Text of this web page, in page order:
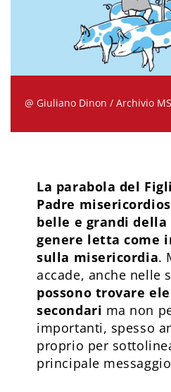
@ Giuliano Dinon / Archivio
La parabola del
Padre
belle e grandi della
genere letta come
sulla misericordia.
accade, anche nelle
possono trovare
secondari ma non
importanti, spesso
proprio per
principale